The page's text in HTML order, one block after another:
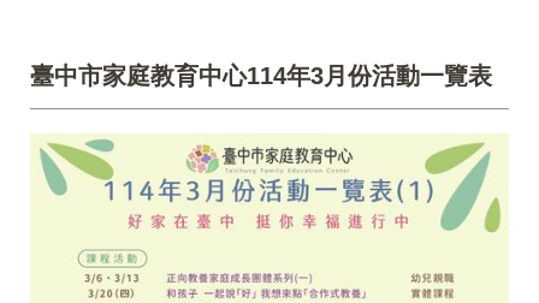
臺中市家庭教育中心114年3月份活動一覽表